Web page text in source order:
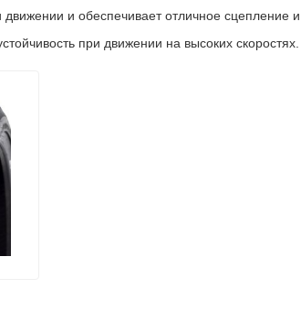
и обеспечивает отличное сцепление и
при движении на высоких скоростях.